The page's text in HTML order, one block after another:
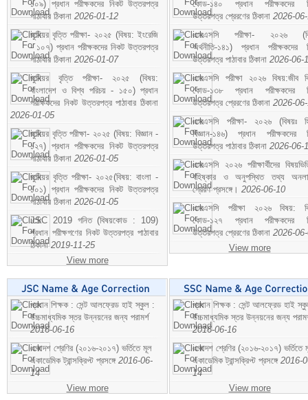
১০৯) প্রধান পরীক্ষকদের নিকট উত্তরপত্র
পাঠাবার ঠিকানা 2026-01-12
জুনিয়র বৃত্তি পরীক্ষা- ২০২৫ (বিষয়: ইংরেজি
- ১০৭) প্রধান পরীক্ষকদের নিকট উত্তরপত্র
পাঠাবার ঠিকানা 2026-01-07
জুনিয়র বৃত্তি পরীক্ষা- ২০২৫ (বিষয়:
বাংলাদেশ ও বিশ্ব পরিচয় - ১৫০) প্রধান
পরীক্ষকদের নিকট উত্তরপত্র পাঠাবার ঠিকানা
2026-01-05
জুনিয়র বৃত্তি পরীক্ষা- ২০২৫ (বিষয়: বিজ্ঞান -
১২৭) প্রধান পরীক্ষকদের নিকট উত্তরপত্র
পাঠাবার ঠিকানা 2026-01-05
জুনিয়র বৃত্তি পরীক্ষা- ২০২৫(বিষয়: বাংলা -
১০১) প্রধান পরীক্ষকদের নিকট উত্তরপত্র
পাঠাবার ঠিকানা 2026-01-05
JSC 2019 গনিত (বিষয়কোড : 109)
প্রধান পরীক্ষগণের নিকট উত্তরপত্র পাঠাবার
ঠিকানা2019-11-25
View more
কোড-১৪০ প্রধান পরীক্ষকদের
উত্তরপত্র প্রেরণের ঠিকানা 2026-
এসএসসি পরীক্ষা- ২০২৬
অর্থনীতি-১৪১) প্রধান পরীক্ষকদের
উত্তরপত্র পাঠাবার ঠিকানা 2026-06-
এসএসসি পরীক্ষা ২০২৬ বিষয়:জীব
কোড-১৩৮ প্রধান পরীক্ষকদের
উত্তরপত্র প্রেরণের ঠিকানা 2026-
এসএসসি পরীক্ষা- ২০২৬ (বিষয়ঃ
বিজ্ঞান-১৪৬) প্রধান পরীক্ষকদের
উত্তরপত্র পাঠাবার ঠিকানা 2026-06-
এসএসসি ২০২৬ পরীক্ষার্থীদের
বহিষ্কার ও অনুপস্থিত তথ্য
প্রেরণ প্রসঙ্গে। 2026-06-10
এসএসসি পরীক্ষা ২০২৬ বিষয়:
কোড-১২৭ প্রধান পরীক্ষকদের
উত্তরপত্র প্রেরণের ঠিকানা 2026-
View more
প্রধান শিক্ষক : সেন্ট আলফ্রেড হাই স্কুল :
উচ্চমাধ্যমিক স্তর উন্নয়নের জন্য পরামর্শ
2016-06-16
একাদশ শ্রেণির (২০১৬-২০১৭) ভর্তিতে মূল
একাডেমিক ট্রান্সক্রিপ্ট প্রসঙ্গে 2016-06-
14
View more
প্রধান শিক্ষক : সেন্ট আলফ্রেড হাই
উচ্চমাধ্যমিক স্তর উন্নয়নের জন্য
2016-06-16
একাদশ শ্রেণির (২০১৬-২০১৭) ভর্তিতে
একাডেমিক ট্রান্সক্রিপ্ট প্রসঙ্গে 2016-
14
View more